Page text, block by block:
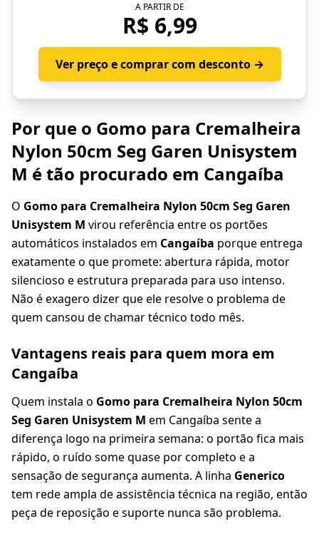
A PARTIR DE
R$ 6,99
Ver preço e comprar com desconto →
Por que o Gomo para Cremalheira
Nylon 50cm Seg Garen Unisystem
M é tão procurado em Cangaíba
O Gomo para Cremalheira Nylon 50cm Seg Garen
Unisystem M virou referência entre os portões
automáticos instalados em Cangaíba porque entrega
exatamente o que promete: abertura rápida, motor
silencioso e estrutura preparada para uso intenso.
Não é exagero dizer que ele resolve o problema de
quem cansou de chamar técnico todo mês.
Vantagens reais para quem mora em
Cangaíba
Quem instala o Gomo para Cremalheira Nylon 50cm
Seg Garen Unisystem M em Cangaíba sente a
diferença logo na primeira semana: o portão fica mais
rápido, o ruído some quase por completo e a
sensação de segurança aumenta. A linha Generico
tem rede ampla de assistência técnica na região, então
peça de reposição e suporte nunca são problema.